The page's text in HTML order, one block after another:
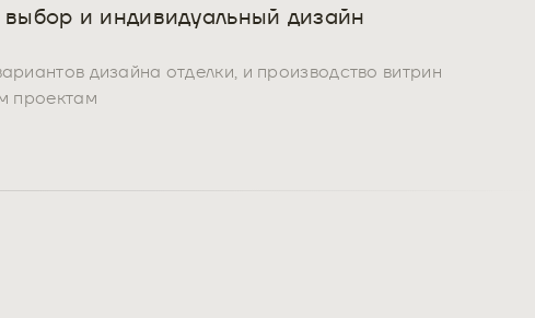
и индивидуальный дизайн
дизайна отделки, и производство витрин
проектам